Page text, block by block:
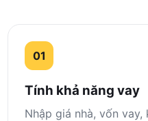
01
Tính khả năng vay
Nhập giá nhà, vốn